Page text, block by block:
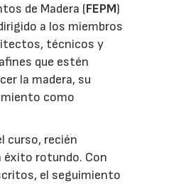
de Madera (FEPM)
a los miembros
técnicos y
que estén
la madera, su
como
curso, recién
éxito rotundo. Con
el seguimiento